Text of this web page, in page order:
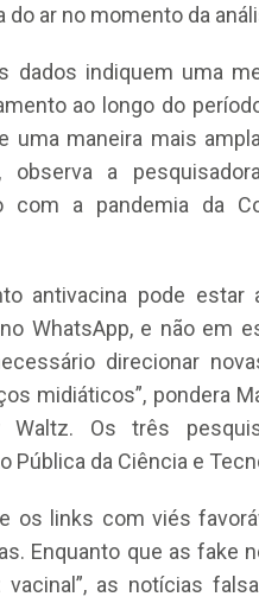
do ar no momento da
dados indiquem uma
ao longo do
uma maneira mais
observa a
com a pandemia da
antivacina pode
WhatsApp, e não em
direcionar
midiáticos”, pondera
Waltz. Os três
Pública da Ciência e
os links com viés
Enquanto que as fake
vacinal”, as notícias